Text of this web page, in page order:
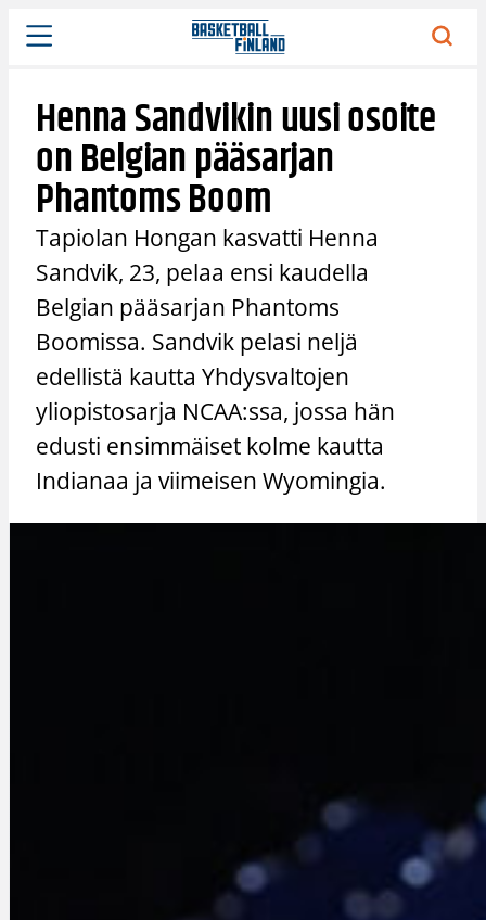
Siirry
sisältöön
Henna Sandvikin uusi osoite
on Belgian pääsarjan
Phantoms Boom
Tapiolan Hongan kasvatti Henna
Sandvik, 23, pelaa ensi kaudella
Belgian pääsarjan Phantoms
Boomissa. Sandvik pelasi neljä
edellistä kautta Yhdysvaltojen
yliopistosarja NCAA:ssa, jossa hän
edusti ensimmäiset kolme kautta
Indianaa ja viimeisen Wyomingia.